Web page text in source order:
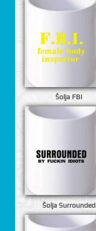
Šolja FBI
Šolja Surrounded